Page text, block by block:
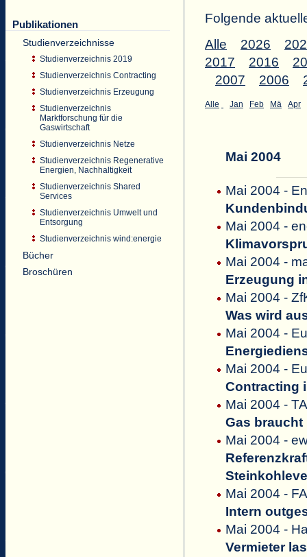
Publikationen
Studienverzeichnisse
Studienverzeichnis 2019
Studienverzeichnis Contracting
Studienverzeichnis Erzeugung
Studienverzeichnis
Marktforschung für die
Gaswirtschaft
Studienverzeichnis Netze
Studienverzeichnis Regenerative
Energien, Nachhaltigkeit
Studienverzeichnis Shared
Services
Studienverzeichnis Umwelt und
Entsorgung
Studienverzeichnis wind:energie
Bücher
Broschüren
Folgende
Alle
2026
2017
2016
2007
2006
Alle Jan Feb Mä Apr
Mai 2004
Mai 2004 -
Mai 2004 -
Mai 2004 -
Erzeugung
Mai 2004 -
Was wird
Mai 2004 -
Mai 2004 -
Contracting
Mai 2004 -
Gas braucht
Mai 2004 -
Mai 2004 -
Intern
Mai 2004 -
Vermieter